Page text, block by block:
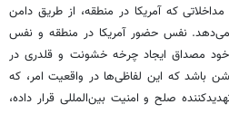
که آمریکا در منطقه، از طریق دامن
نفس حضور آمریکا در منطقه و نفس
خود مصداق ایجاد چرخه خشونت و قلدری در
باشد که این لفاظی‌ها در واقعیت امر، که
صلح و امنیت بین‌المللی قرار داده،